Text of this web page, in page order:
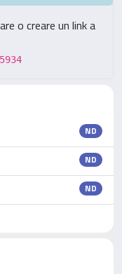
o creare un link a
ND
ND
ND